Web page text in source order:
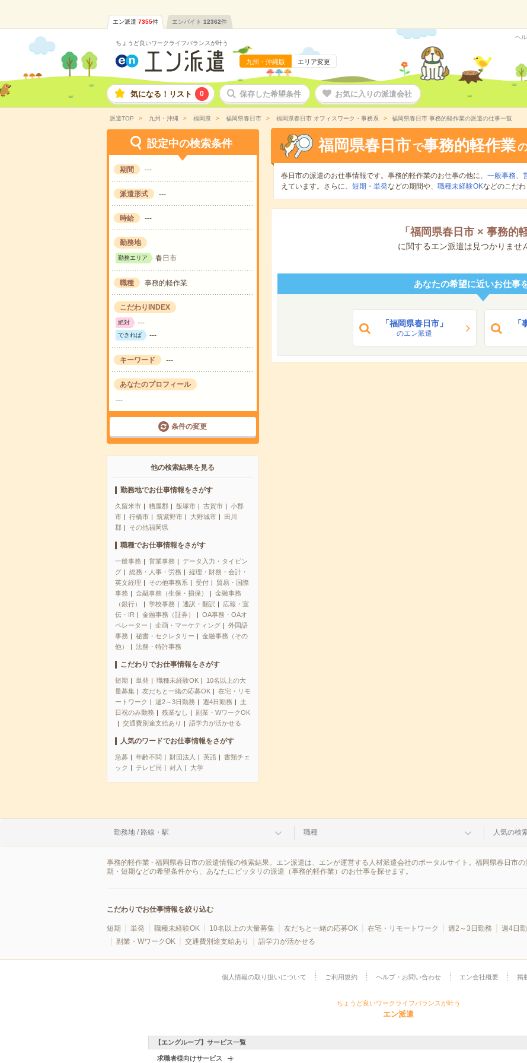
エン派遣 7355件 エンバイト 12362件
ちょうど良いワークライフバランスが叶う
九州・沖縄版 エリア変更
ヘ
気になる！リスト 0 保存した希望条件 お気に入りの派遣会社
派遣TOP 九州・沖縄 福岡県 福岡県春日市 福岡県春日市 オフィスワーク・事務系 福岡県春日市 事務的軽作業の派遣の仕事一覧
設定中の検索条件
期間 ---
派遣形式 ---
時給 ---
勤務地
勤務エリア 春日市
職種 事務的軽作業
こだわりINDEX
絶対 ---
できれば ---
キーワード ---
あなたのプロフィール
---
条件の変更
他の検索結果を見る
勤務地でお仕事情報をさがす
久留米市 糟屋郡 飯塚市 古賀市
小郡
市
行橋市 筑紫野市 大野城市
田川
郡
その他福岡県
職種でお仕事情報をさがす
一般事務 営業事務
データ入力・タイピン
グ
総務・人事・労務
経理・財務・会計・
英文経理
その他事務系 受付
貿易・国際
事務
金融事務（生保・損保）
金融事務
（銀行）
学校事務 通訳・翻訳
広報・宣
伝・IR
金融事務（証券）
OA事務・OAオ
ペレーター
企画・マーケティング
外国語
事務
秘書・セクレタリー
金融事務（その
他）
法務・特許事務
こだわりでお仕事情報をさがす
短期 単発 職種未経験OK
10名以上の大
量募集
友だちと一緒の応募OK
在宅・リモ
ートワーク
週2～3日勤務 週4日勤務
土
日祝のみ勤務
残業なし
副業・WワークOK
交通費別途支給あり
語学力が活かせる
人気のワードでお仕事情報をさがす
急募 年齢不問 財団法人 英語
書類チェ
ック
テレビ局 封入 大学
福岡県春日市 で事務的軽作業
春日市の派遣のお仕事情報です。事務的軽作業のお仕事の他に、 一般事務、
えています。さらに、 短期 ・ 単発などの期間や、 職種未経験OKなどのこだわ
「 福岡県春日市 × 事務的
に関するエン派遣は見つかりませ
あなたの希望に近いお仕事
「福岡県春日市」
のエン派遣
「
勤務地 / 路線・駅 職種 人気の検
事務的軽作業 - 福岡県春日市の派遣情報の検索結果。エン派遣は、エンが運営する人材派遣会社のポータルサイト。福岡県春日市
期・短期などの希望条件から、あなたにピッタリの派遣（事務的軽作業）のお仕事を探せます。
こだわりでお仕事情報を絞り込む
短期 単発 職種未経験OK 10名以上の大量募集 友だちと一緒の応募OK 在宅・リモートワーク 週2～3日勤務 週4日
副業・WワークOK
交通費別途支給あり 語学力が活かせる
個人情報の取り扱いについて ご利用規約 ヘルプ・お問い合わせ エン会社概要 掲
ちょうど良いワークライフバランスが叶う
エン派遣
【エングループ】サービス一覧
求職者様向けサービス